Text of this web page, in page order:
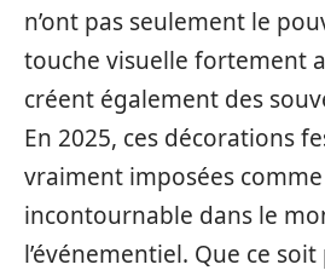
n’ont pas seulement le
touche visuelle fortement
créent également des
En 2025, ces décorations
vraiment imposées
incontournable dans le
l’événementiel. Que ce